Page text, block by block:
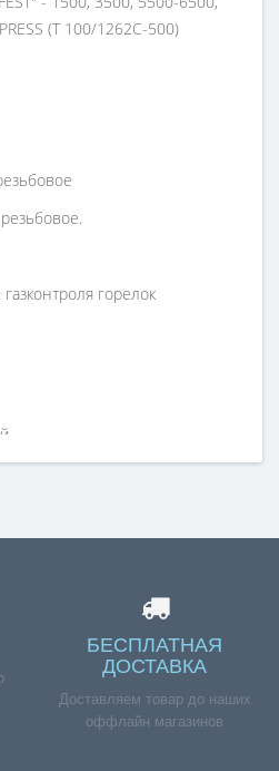
(Т 100/1262С-500)
горелок
БЕСПЛАТНАЯ
ДОСТАВКА
Доставляем товар до наших
оффлайн магазинов